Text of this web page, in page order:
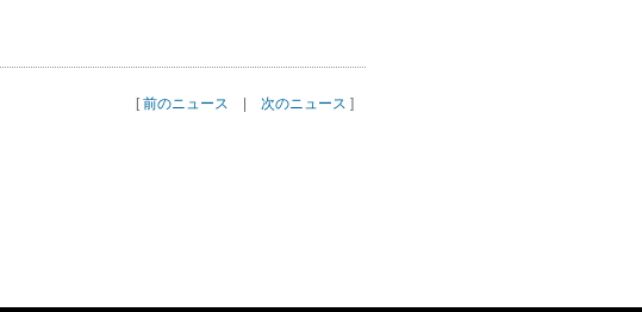
[前のニュース 次のニュース ]